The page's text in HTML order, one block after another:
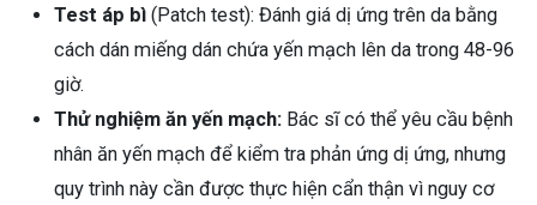
Test áp bì (Patch test): Đánh giá dị ứng trên da bằng
cách dán miếng dán chứa yến mạch lên da trong 48-96
giờ.
Thử nghiệm ăn yến mạch: Bác sĩ có thể yêu cầu bệnh
nhân ăn yến mạch để kiểm tra phản ứng dị ứng, nhưng
quy trình này cần được thực hiện cẩn thận vì nguy cơ